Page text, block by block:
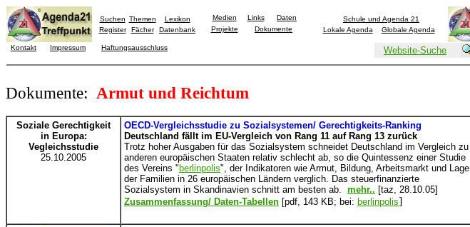
Suchen Themen
Lexikon
Register
Fächer Datenbank
Medien Links
Daten
Projekte
Dokumente
Schule und Agenda 21
Lokale Agenda
Globale Agenda
Kontakt Impressum Haftungsausschluss Website-Suche
Dokumente: Armut und Reichtum
Soziale Gerechtigkeit
in Europa:
Vegleichsstudie
25.10.2005
OECD-Vergleichsstudie zu Sozialsystemen/ Gerechtigkeits-Ranking
Deutschland fällt im EU-Vergleich von Rang 11 auf Rang 13 zurück
Trotz hoher Ausgaben für das Sozialsystem schneidet Deutschland im Vergleich zu
anderen europäischen Staaten relativ schlecht ab, so die Quintessenz einer Studie
des Vereins " berlinpolis", der Indikatoren wie Armut, Bildung, Arbeitsmarkt und Lage
der Familien in 26 europäischen Ländern verglich. Das steuerfinanzierte
Sozialsystem in Skandinavien schnitt am besten ab. mehr.. [taz, 28.10.05]
Zusammenfassung/ Daten-Tabellen [pdf, 143 KB; bei: berlinpolis]